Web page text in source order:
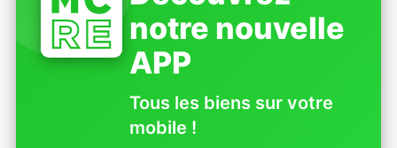
notre nouvelle
APP
Tous les biens sur votre
mobile !